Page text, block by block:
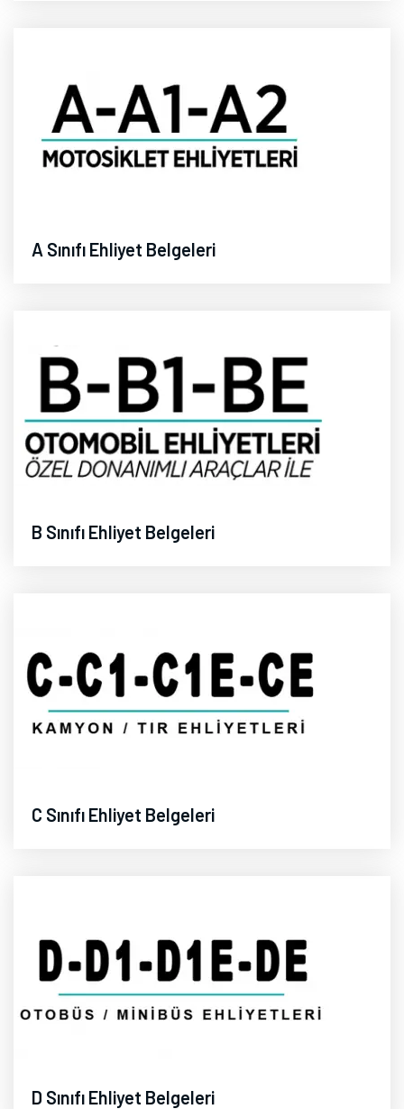
A Sınıfı Ehliyet Belgeleri
B Sınıfı Ehliyet Belgeleri
C Sınıfı Ehliyet Belgeleri
D Sınıfı Ehliyet Belgeleri